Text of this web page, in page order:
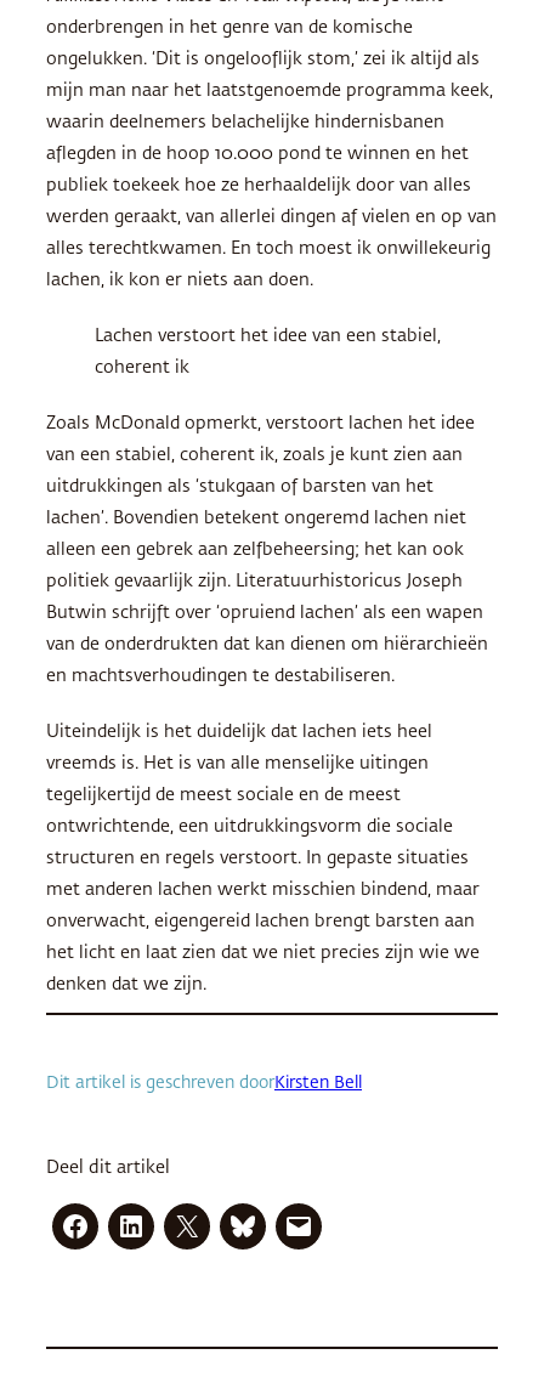
onderbrengen in het genre van de komische
ongelukken. ‘Dit is ongelooflijk stom,’ zei ik altijd als
mijn man naar het laatstgenoemde programma keek,
waarin deelnemers belachelijke hindernisbanen
aflegden in de hoop 10.000 pond te winnen en het
publiek toekeek hoe ze herhaaldelijk door van alles
werden geraakt, van allerlei dingen af vielen en op van
alles terechtkwamen. En toch moest ik onwillekeurig
lachen, ik kon er niets aan doen.
Lachen verstoort het idee van een stabiel,
coherent ik
Zoals McDonald opmerkt, verstoort lachen het idee
van een stabiel, coherent ik, zoals je kunt zien aan
uitdrukkingen als ‘stukgaan of barsten van het
lachen’. Bovendien betekent ongeremd lachen niet
alleen een gebrek aan zelfbeheersing; het kan ook
politiek gevaarlijk zijn. Literatuurhistoricus Joseph
Butwin schrijft over ‘opruiend lachen’ als een wapen
van de onderdrukten dat kan dienen om hiërarchieën
en machtsverhoudingen te destabiliseren.
Uiteindelijk is het duidelijk dat lachen iets heel
vreemds is. Het is van alle menselijke uitingen
tegelijkertijd de meest sociale en de meest
ontwrichtende, een uitdrukkingsvorm die sociale
structuren en regels verstoort. In gepaste situaties
met anderen lachen werkt misschien bindend, maar
onverwacht, eigengereid lachen brengt barsten aan
het licht en laat zien dat we niet precies zijn wie we
denken dat we zijn.
Dit artikel is geschreven doorKirsten Bell
Deel dit artikel